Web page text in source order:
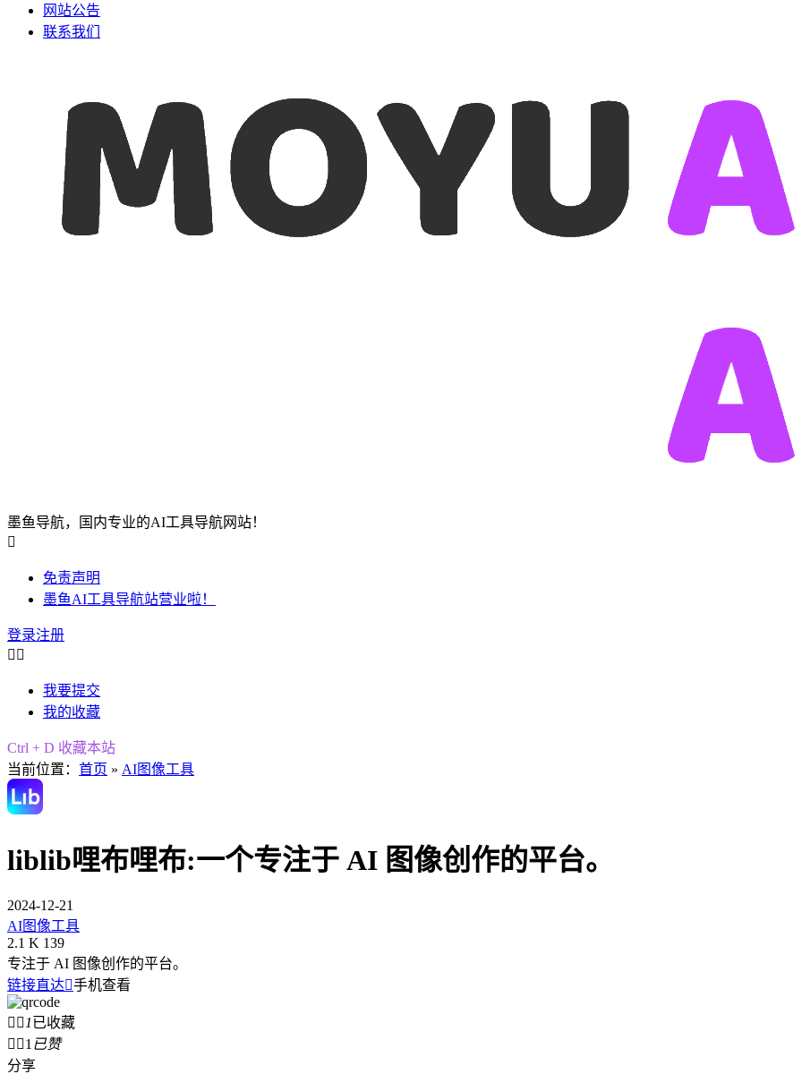
网站公告
联系我们
墨鱼导航，国内专业的AI工具导航网站！

免责声明
墨鱼AI工具导航站营业啦！
登录注册
 
我要提交
我的收藏
Ctrl + D 收藏本站
当前位置： 首页 » AI图像工具
liblib哩布哩布:一个专注于 AI 图像创作的平台。
2024-12-21
AI图像工具
2.1 K 139
专注于 AI 图像创作的平台。
链接直达手机查看
  1已收藏
 1 已赞
分享